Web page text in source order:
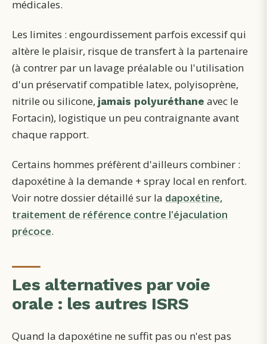
médicales.
Les limites : engourdissement parfois excessif qui
altère le plaisir, risque de transfert à la partenaire
(à contrer par un lavage préalable ou l'utilisation
d'un préservatif compatible latex, polyisoprène,
nitrile ou silicone, jamais polyuréthane avec le
Fortacin), logistique un peu contraignante avant
chaque rapport.
Certains hommes préfèrent d'ailleurs combiner :
dapoxétine à la demande + spray local en renfort.
Voir notre dossier détaillé sur la dapoxétine,
traitement de référence contre l'éjaculation
précoce.
Les alternatives par voie
orale : les autres ISRS
Quand la dapoxétine ne suffit pas ou n'est pas